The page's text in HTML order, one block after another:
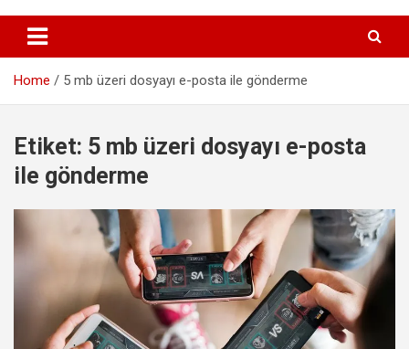
Home 5 mb üzeri dosyayı e-posta ile gönderme
Etiket: 5 mb üzeri dosyayı e-posta
ile gönderme